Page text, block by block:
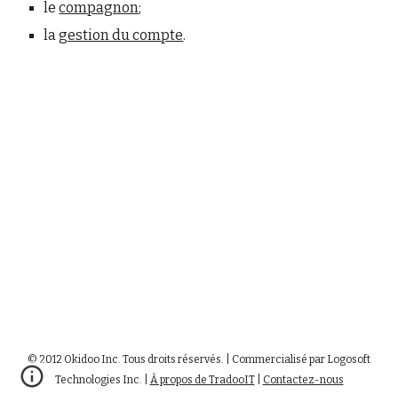
le compagnon;
lagestion du compte.
© 2012 Okidoo Inc. Tous droits réservés. | Commercialisé par Logosoft
Technologies Inc. | À propos de TradooIT| Contactez-nous